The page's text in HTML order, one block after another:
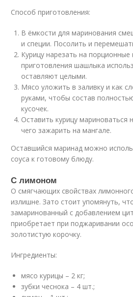
Способ приготовления:
В ёмкости для маринования
и специи. Посолить и
Курицу нарезать на порционные
приготовления шашлыка
оставляют целыми.
Мясо уложить в заливку и как
руками, чтобы состав
кусочек.
Оставить курицу мариноваться
чего зажарить на мангале.
Оставшийся маринад можно
соуса к готовому блюду.
С лимоном
О смягчающих свойствах
излишне. Зато стоит упомянуть,
замаринованный с добавлением
приобретает при поджаривании
золотистую корочку.
Ингредиенты:
мясо курицы – 2 кг;
зубки чеснока – 4 шт.;